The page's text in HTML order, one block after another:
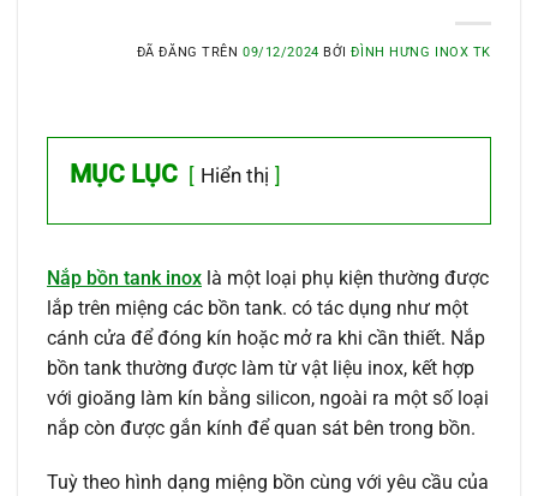
ĐÃ ĐĂNG TRÊN09/12/2024 BỞIĐÌNH HƯNG INOX TK
MỤC LỤC Hiển thị
Nắp bồn tank inox là một loại phụ kiện thường được
lắp trên miệng các bồn tank. có tác dụng như một
cánh cửa để đóng kín hoặc mở ra khi cần thiết. Nắp
bồn tank thường được làm từ vật liệu inox, kết hợp
với gioăng làm kín bằng silicon, ngoài ra một số loại
nắp còn được gắn kính để quan sát bên trong bồn.
Tuỳ theo hình dạng miệng bồn cùng với yêu cầu của